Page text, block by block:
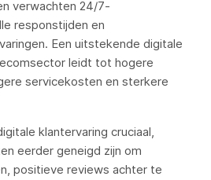
verwachten 24/7-
responstijden en
Een uitstekende digitale
leidt tot hogere
servicekosten en sterkere
klantervaring cruciaal,
eerder geneigd zijn om
positieve reviews achter te